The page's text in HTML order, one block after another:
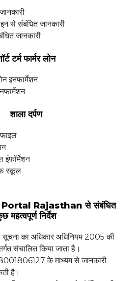
से संबंधित जानकारी
जानकारी
टर्म फार्मर लोन
इनफार्मेशन
शाला दर्पण
इंफॉर्मेशन
स्कूल
Rajasthan से संबंधित
महत्वपूर्ण निर्देश
सूचना का अधिकार अधिनियम 2005 की
संचालित किया जाता है।
के माध्यम से जानकारी
है।